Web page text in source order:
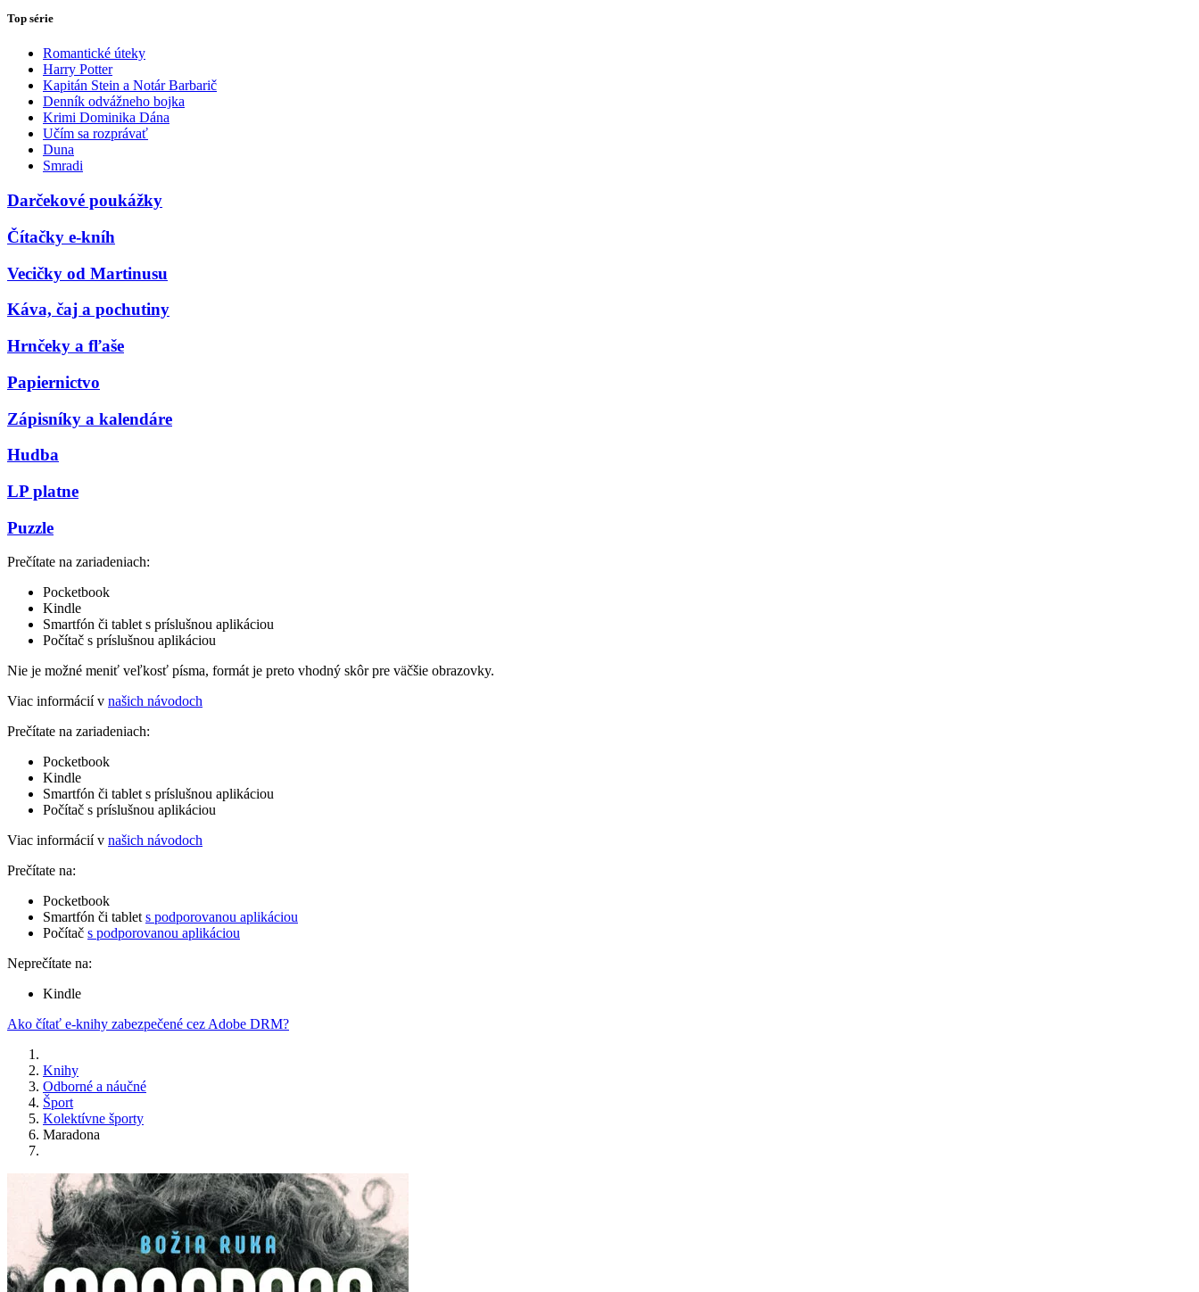
Top série
Romantické úteky
Harry Potter
Kapitán Stein a Notár Barbarič
Denník odvážneho bojka
Krimi Dominika Dána
Učím sa rozprávať
Duna
Smradi
Darčekové poukážky
Čítačky e-kníh
Vecičky od Martinusu
Káva, čaj a pochutiny
Hrnčeky a fľaše
Papiernictvo
Zápisníky a kalendáre
Hudba
LP platne
Puzzle
Prečítate na zariadeniach:
Pocketbook
Kindle
Smartfón či tablet s príslušnou aplikáciou
Počítač s príslušnou aplikáciou
Nie je možné meniť veľkosť písma, formát je preto vhodný skôr pre väčšie obrazovky.
Viac informácií v našich návodoch
Prečítate na zariadeniach:
Pocketbook
Kindle
Smartfón či tablet s príslušnou aplikáciou
Počítač s príslušnou aplikáciou
Viac informácií v našich návodoch
Prečítate na:
Pocketbook
Smartfón či tablet s podporovanou aplikáciou
Počítač s podporovanou aplikáciou
Neprečítate na:
Kindle
Ako čítať e-knihy zabezpečené cez Adobe DRM?
Knihy
Odborné a náučné
Šport
Kolektívne športy
Maradona